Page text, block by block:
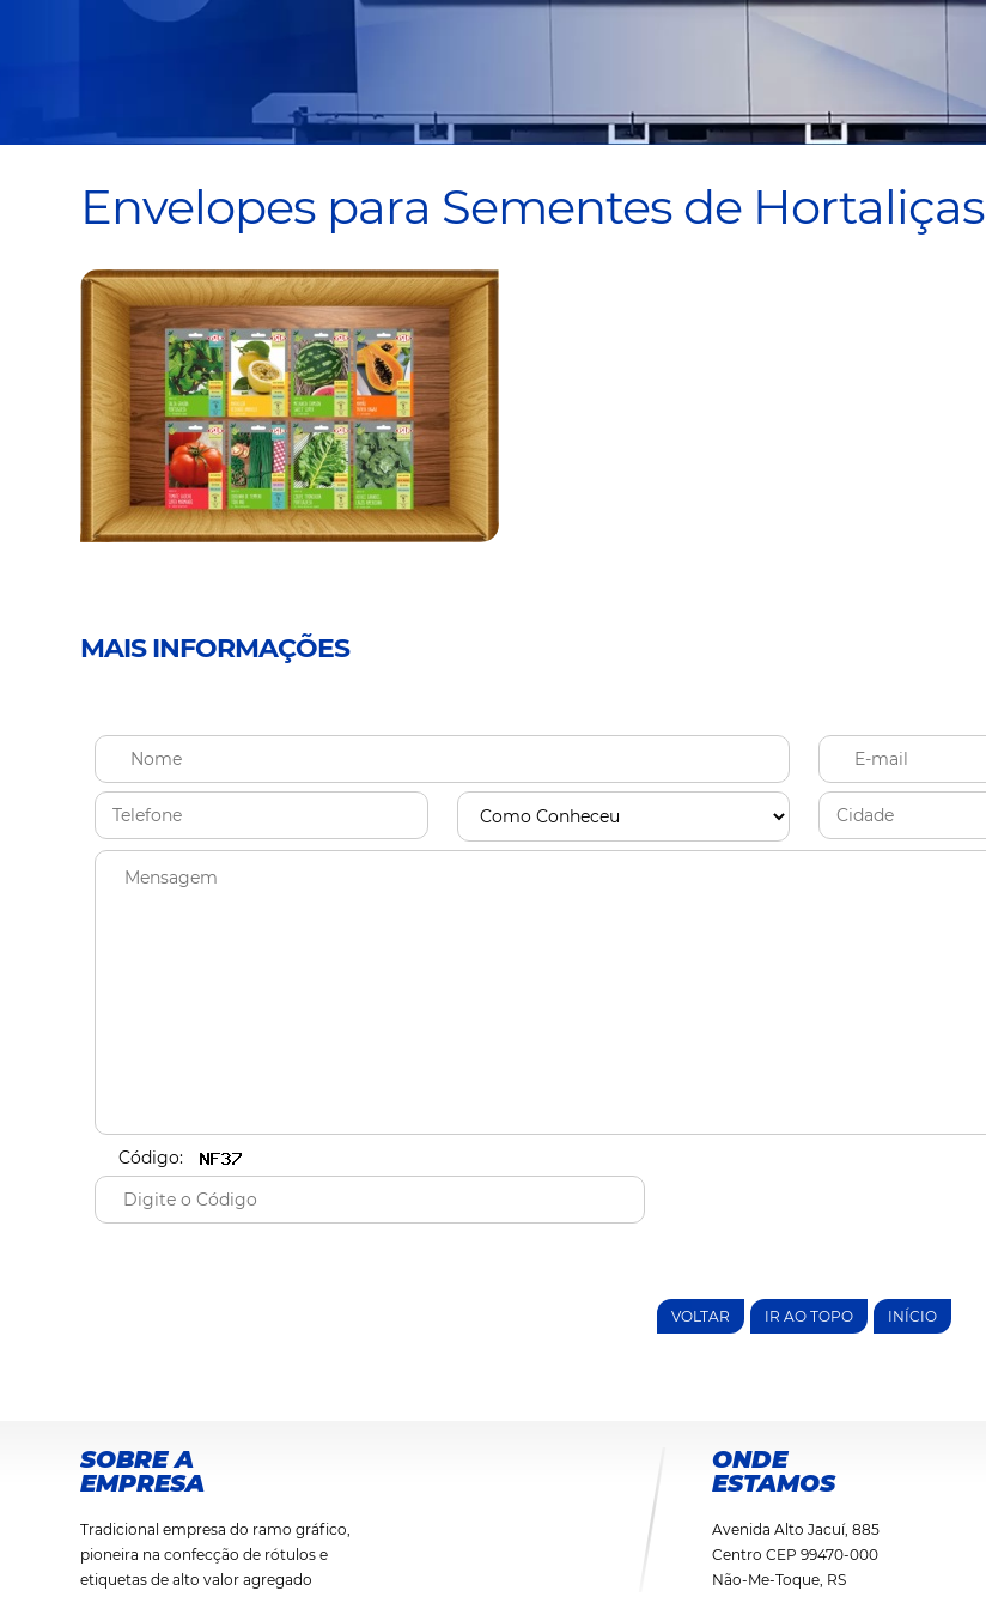
Envelopes para Sementes de Hortaliças
MAIS INFORMAÇÕES
Código:
VOLTAR IR AO TOPO INÍCIO
SOBRE A
EMPRESA
Tradicional empresa do ramo gráfico,
pioneira na confecção de rótulos e
etiquetas de alto valor agregado
ONDE
ESTAMOS
Avenida Alto Jacuí, 885
Centro CEP 99470-000
Não-Me-Toque, RS